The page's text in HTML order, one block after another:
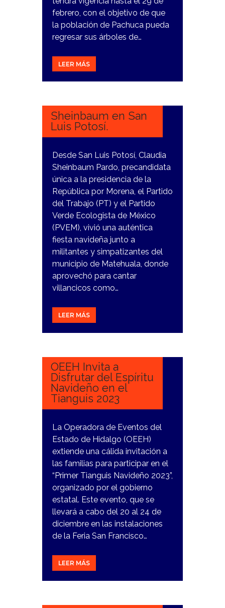
febrero, con el objetivo de que
la población de Pachuca pueda
regresar sus árboles de…
LEER MÁS
20
Sheinbaum en San
Luis Potosí.
Desde San Luis Potosí, Claudia
Sheinbaum Pardo, precandidata
única a la presidencia de la
República por Morena, el Partido
del Trabajo (PT) y el Partido
Verde Ecologista de México
(PVEM), vivió una auténtica
fiesta navideña junto a
militantes y simpatizantes del
municipio de Matehuala, donde
aprovechó para cantar
villancicos como…
LEER MÁS
19
OEEH Invita a
Disfrutar del Espíritu
Navideño en el
Tianguis 2023
La Operadora de Eventos del
Estado de Hidalgo (OEEH)
extiende una cálida invitación a
las familias para participar en el
“Primer Tianguis Navideño 2023”,
organizado por el gobierno
estatal. Este evento, que se
llevará a cabo del 20 al 24 de
diciembre en las instalaciones
de la Feria San Francisco…
LEER MÁS
7